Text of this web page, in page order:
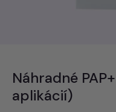
Náhradné
aplikácií)